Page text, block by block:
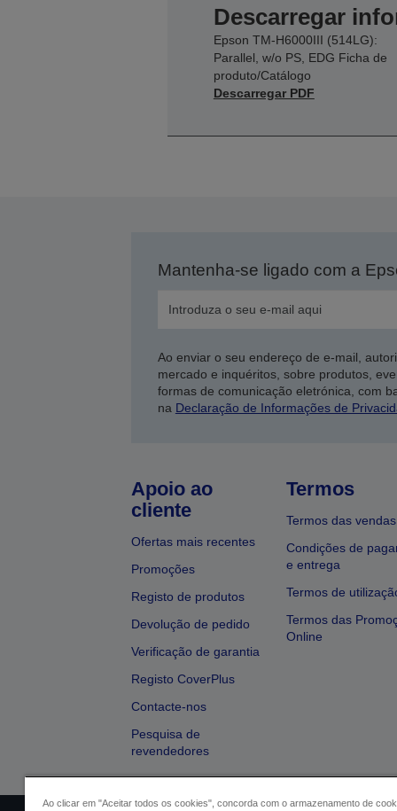
Descarregar
Epson TM-H6000III (514LG):
Parallel, w/o PS, EDG Ficha de
produto/Catálogo
Descarregar PDF
Mantenha-se ligado com a
Ao enviar o seu endereço de e-mail,
mercado e inquéritos, sobre produtos,
formas de comunicação eletrónica, com
na Declaração de Informações de
Apoio ao
cliente
Ofertas mais recentes
Promoções
Registo de produtos
Devolução de pedido
Verificação de garantia
Registo CoverPlus
Contacte-nos
Pesquisa de
revendedores
Termos
Termos das vendas
Condições de
e entrega
Termos de
Termos das
Online
Ao clicar em "Aceitar todos os cookies", concorda com o armazenamento de